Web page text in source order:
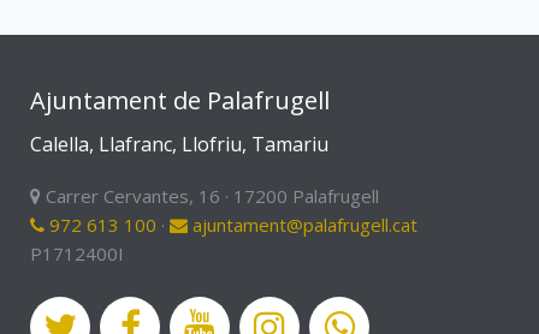
Ajuntament de Palafrugell
Calella, Llafranc, Llofriu, Tamariu
Carrer Cervantes, 16 · 17200 Palafrugell
972 613 100 ·
ajuntament@palafrugell.cat
P1712400I